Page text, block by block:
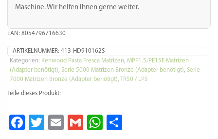
Maschine. Wir helfen Ihnen gerne weiter.
EAN: 8054796716630
ARTIKELNUMMER: 413-HD910162S
Kategorien: Kenwood Pasta Fresca Matrizen MPF1.5/PE15E Matrizen
(Adapter benötigt) Serie 5000 Matrizen Bronze (Adapter benötigt) Serie
7000 Matrizen Bronze (Adapter benötigt) TR50 / LP5
Teile dieses Produkt:
Facebook
Twitter
EmailGmailWhatsApp